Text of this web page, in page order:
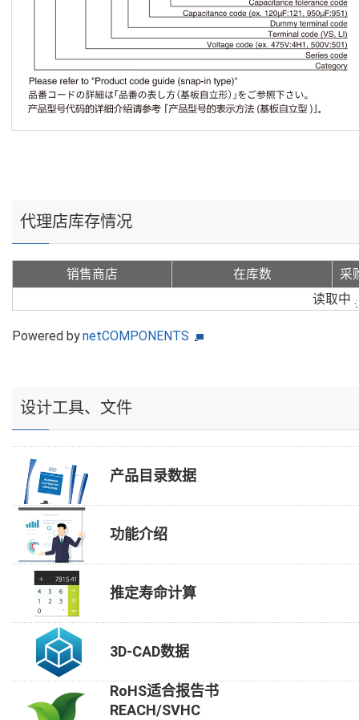
代理店库存情况
销售商店 在库数
采
读取中
Powered bynetCOMPONENTS
设计工具、文件
产品目录数据
功能介绍
推定寿命计算
3D-CAD数据
RoHS适合报告书
REACH/SVHC